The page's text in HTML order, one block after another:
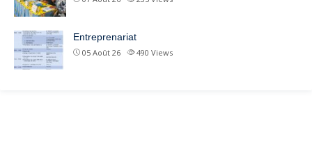
Entreprenariat
05 Août 26 490 Views